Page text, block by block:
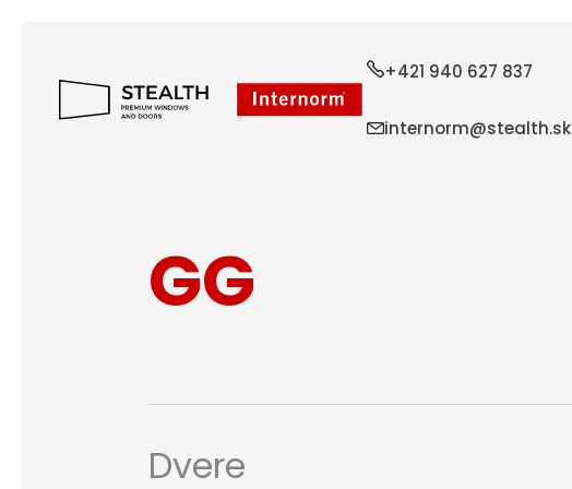
+421 940 627 837
internorm@stealth.sk
GG
Dvere